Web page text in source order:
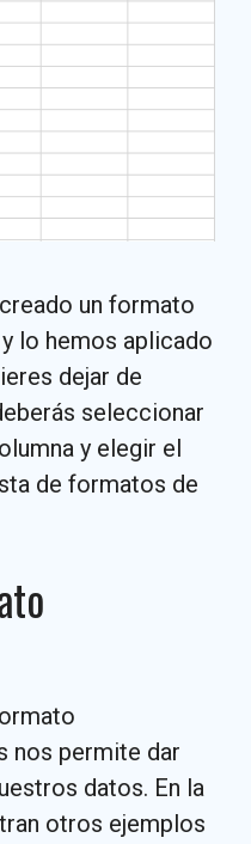
un formato
lo hemos aplicado
dejar de
seleccionar
y elegir el
de formatos de
nos permite dar
datos. En la
otros ejemplos